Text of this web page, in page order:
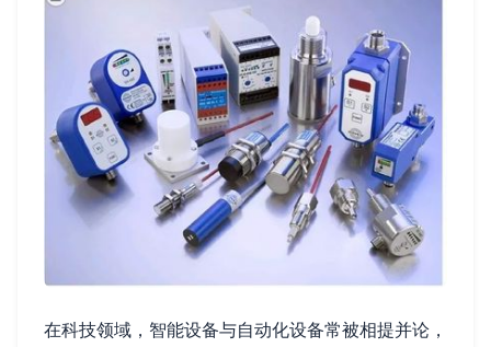
在科技领域，智能设备与自动化设备常被相提并论，